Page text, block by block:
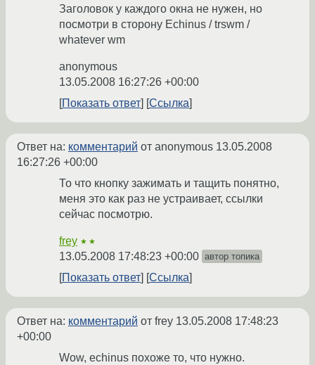
Заголовок у каждого окна не нужен, но
посмотри в сторону Echinus / trswm /
whatever wm
anonymous
13.05.2008 16:27:26 +00:00
Показать ответ
Ссылка
Ответ на: комментарий от anonymous 13.05.2008
16:27:26 +00:00
То что кнопку зажимать и тащить понятно,
меня это как раз не устраивает, ссылки
сейчас посмотрю.
frey ★★
13.05.2008 17:48:23 +00:00 автор топика
Показать ответ Ссылка
Ответ на: комментарий от frey 13.05.2008 17:48:23
+00:00
Wow, echinus похоже то, что нужно.